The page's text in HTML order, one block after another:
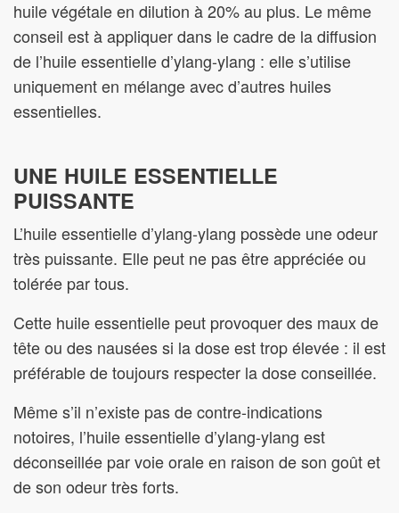
huile végétale en dilution à 20% au plus. Le même
conseil est à appliquer dans le cadre de la diffusion
de l’huile essentielle d’ylang-ylang : elle s’utilise
uniquement en mélange avec d’autres huiles
essentielles.
UNE HUILE ESSENTIELLE
PUISSANTE
L’huile essentielle d’ylang-ylang possède une odeur
très puissante. Elle peut ne pas être appréciée ou
tolérée par tous.
Cette huile essentielle peut provoquer des maux de
tête ou des nausées si la dose est trop élevée : il est
préférable de toujours respecter la dose conseillée.
Même s’il n’existe pas de contre-indications
notoires, l’huile essentielle d’ylang-ylang est
déconseillée par voie orale en raison de son goût et
de son odeur très forts.